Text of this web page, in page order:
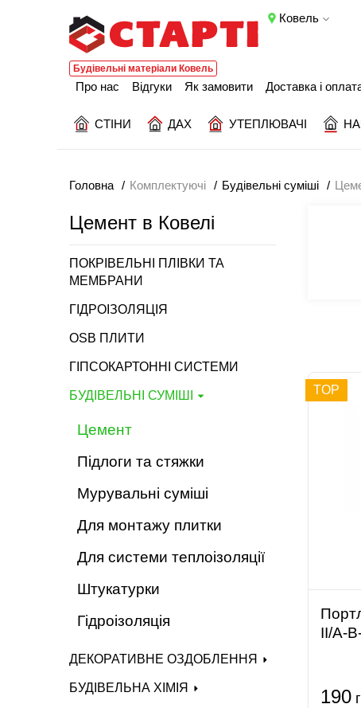
Ковель
Будівельні матеріали Ковель
СТІНИ ДАХ УТЕПЛЮВАЧІ
Про нас Відгуки Як замовити Доставка і
Головна Комплектуючі Будівельні суміші
Цемент в Ковелі
ПОКРІВЕЛЬНІ ПЛІВКИ ТА
МЕМБРАНИ
ГІДРОІЗОЛЯЦІЯ
OSB ПЛИТИ
ГІПСОКАРТОННІ СИСТЕМИ
БУДІВЕЛЬНІ СУМІШІ
Цемент
Підлоги та стяжки
Мурувальні суміші
Для монтажу плитки
Для системи теплоізоляції
Штукатурки
Гідроізоляція
ДЕКОРАТИВНЕ ОЗДОБЛЕННЯ
БУДІВЕЛЬНА ХІМІЯ
TOP
ІІ/А-
190